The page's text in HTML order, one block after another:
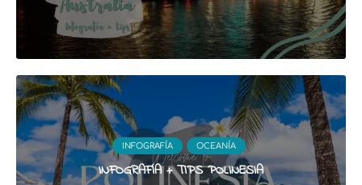
INFOGRAFÍA OCEANÍA
INFOGRAFÍA + TIPS POLINESIA